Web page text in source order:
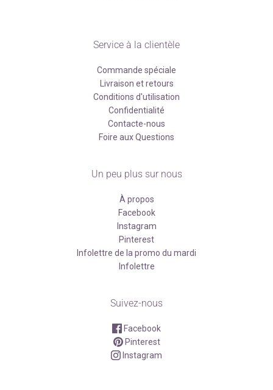
Service à la clientèle
Commande spéciale
Livraison et retours
Conditions d'utilisation
Confidentialité
Contacte-nous
Foire aux Questions
Un peu plus sur nous
À propos
Facebook
Instagram
Pinterest
Infolettre de la promo du mardi
Infolettre
Suivez-nous
Facebook
Pinterest
Instagram